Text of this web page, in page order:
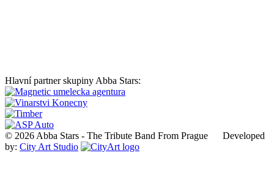
Hlavní partner skupiny Abba Stars:
© 2026 Abba Stars - The Tribute Band From Prague Developed
by: City Art Studio